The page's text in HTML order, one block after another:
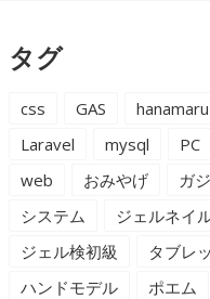
タグ
css GAS hanamaru
Laravel
mysql PC
web
おみやげ
ガ
システム
ジェルネイ
ジェル検初級
タブレ
ハンドモデル
ポエム